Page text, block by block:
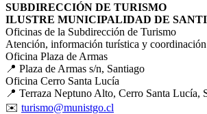
SUBDIRECCIÓN DE TURISMO
ILUSTRE MUNICIPALIDAD DE
Oficinas de la Subdirección de Turismo
Atención, información turística y
Oficina Plaza de Armas
📍 Plaza de Armas s/n, Santiago
Oficina Cerro Santa Lucía
📍 Terraza Neptuno Alto, Cerro Santa Lucía,
✉️ turismo@munistgo.cl